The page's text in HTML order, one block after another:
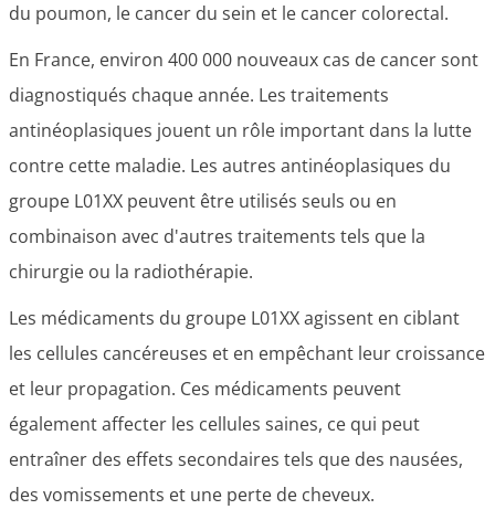
du poumon, le cancer du sein et le cancer colorectal.
En France, environ 400 000 nouveaux cas de cancer sont
diagnostiqués chaque année. Les traitements
antinéoplasiques jouent un rôle important dans la lutte
contre cette maladie. Les autres antinéoplasiques du
groupe L01XX peuvent être utilisés seuls ou en
combinaison avec d'autres traitements tels que la
chirurgie ou la radiothérapie.
Les médicaments du groupe L01XX agissent en ciblant
les cellules cancéreuses et en empêchant leur croissance
et leur propagation. Ces médicaments peuvent
également affecter les cellules saines, ce qui peut
entraîner des effets secondaires tels que des nausées,
des vomissements et une perte de cheveux.